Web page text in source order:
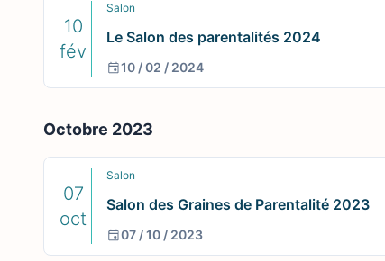
10
fév
Salon
Le Salon des parentalités 2024
10 / 02 / 2024
Octobre 2023
07
oct
Salon
Salon des Graines de Parentalité 2023
07 / 10 / 2023